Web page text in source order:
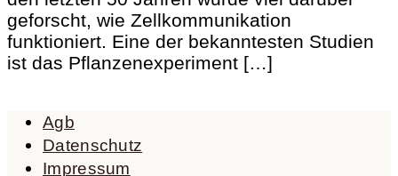
geforscht, wie Zellkommunikation
funktioniert. Eine der bekanntesten Studien
ist das Pflanzenexperiment […]
Agb
Datenschutz
Impressum